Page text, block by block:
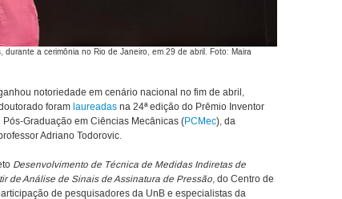
durante a cerimônia no Rio de Janeiro, em 29 de abril. Foto: Maira
notoriedade em cenário nacional no fim de abril,
foram laureadas na 24ª edição do Prêmio Inventor
Graduação em Ciências Mecânicas (PCMec), da
Adriano Todorovic.
Desenvolvimento de Técnica de Medidas Indiretas de
de Análise de Sinais de Assinatura de Pressão, do Centro de
de pesquisadores da UnB e especialistas da